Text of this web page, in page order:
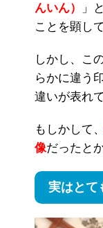
んいん）
」
ことを顕し
しかし、こ
らかに違う
違いが表れ
もしかして、
像だったと
実はとて